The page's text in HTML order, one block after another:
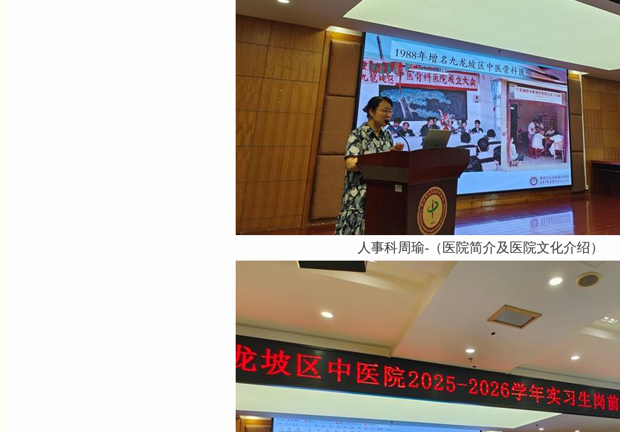
人事科周瑜- （ 医院简介及医院文化介绍）